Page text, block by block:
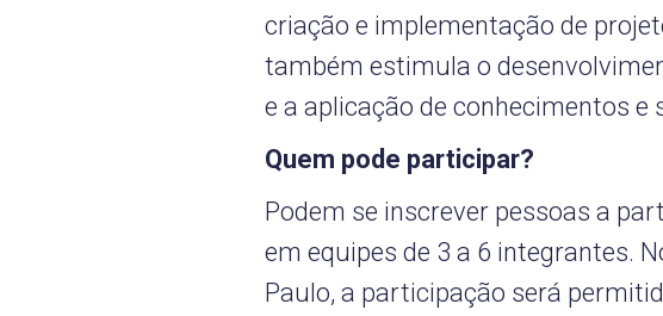
criação e implementação de
também estimula o
e a aplicação de conhecimentos e
Quem pode participar?
Podem se inscrever pessoas a
em equipes de 3 a 6 integrantes.
Paulo, a participação será